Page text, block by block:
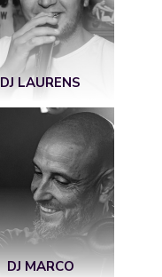
DJ LAURENS
DJ MARCO